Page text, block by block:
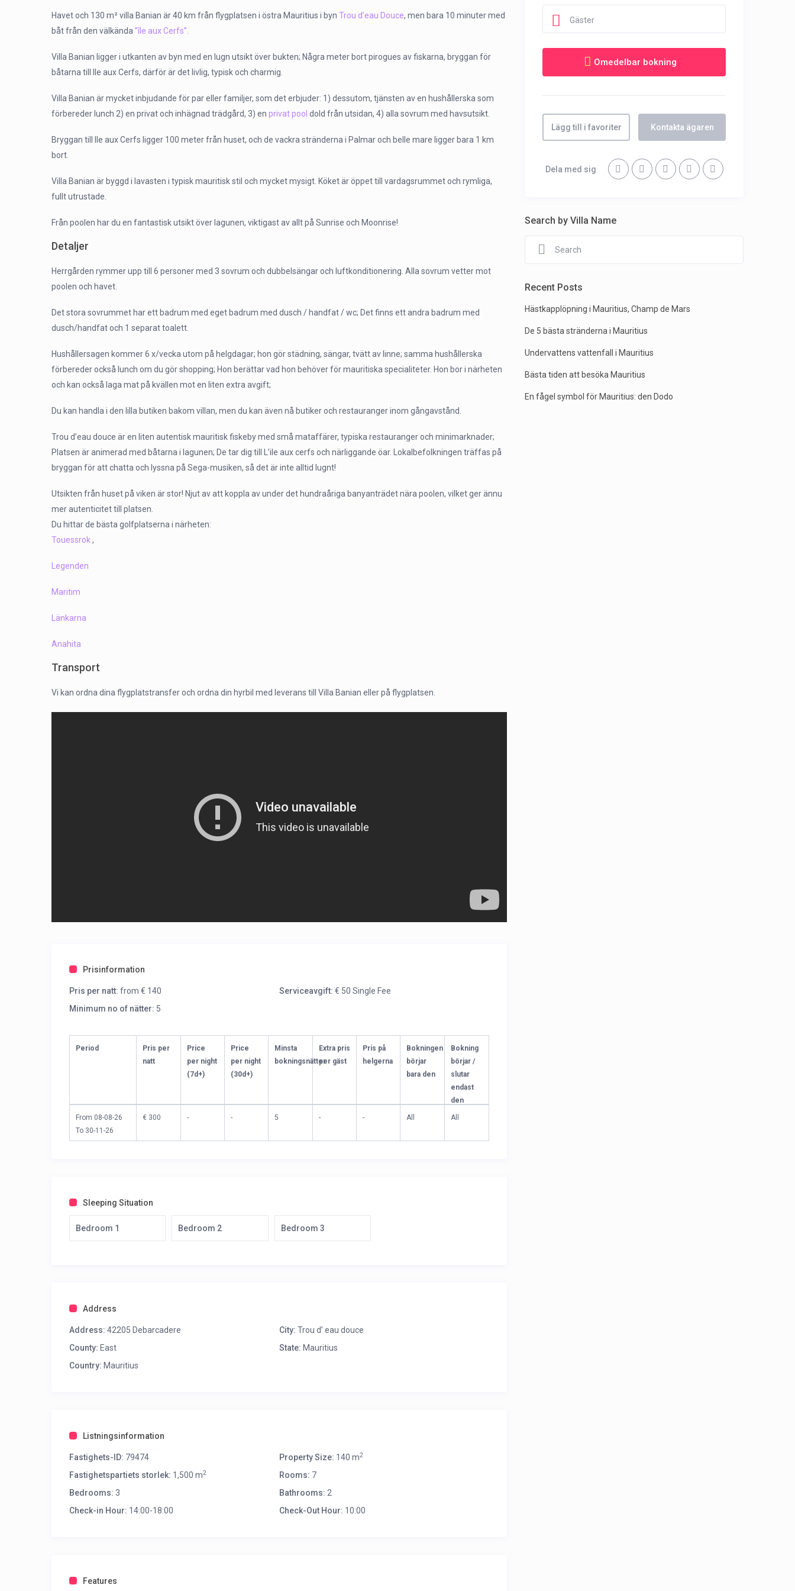
Havet och 130 m² villa Banian är 40 km från flygplatsen i östra Mauritius i byn Trou d’eau Douce, men bara 10 minuter med
båt från den välkända ”île aux Cerfs”.
Villa Banian ligger i utkanten av byn med en lugn utsikt över bukten; Några meter bort pirogues av fiskarna, bryggan för
båtarna till Ile aux Cerfs, därför är det livlig, typisk och charmig.
Villa Banian är mycket inbjudande för par eller familjer, som det erbjuder: 1) dessutom, tjänsten av en hushållerska som
förbereder lunch 2) en privat och inhägnad trädgård, 3) en privat pool dold från utsidan, 4) alla sovrum med havsutsikt.
Bryggan till Ile aux Cerfs ligger 100 meter från huset, och de vackra stränderna i Palmar och belle mare ligger bara 1 km
bort.
Villa Banian är byggd i lavasten i typisk mauritisk stil och mycket mysigt. Köket är öppet till vardagsrummet och rymliga,
fullt utrustade.
Från poolen har du en fantastisk utsikt över lagunen, viktigast av allt på Sunrise och Moonrise!
Detaljer
Herrgården rymmer upp till 6 personer med 3 sovrum och dubbelsängar och luftkonditionering. Alla sovrum vetter mot
poolen och havet.
Det stora sovrummet har ett badrum med eget badrum med dusch / handfat / wc; Det finns ett andra badrum med
dusch/handfat och 1 separat toalett.
Hushållersagen kommer 6 x/vecka utom på helgdagar; hon gör städning, sängar, tvätt av linne; samma hushållerska
förbereder också lunch om du gör shopping; Hon berättar vad hon behöver för mauritiska specialiteter. Hon bor i närheten
och kan också laga mat på kvällen mot en liten extra avgift;
Du kan handla i den lilla butiken bakom villan, men du kan även nå butiker och restauranger inom gångavstånd.
Trou d’eau douce är en liten autentisk mauritisk fiskeby med små mataffärer, typiska restauranger och minimarknader;
Platsen är animerad med båtarna i lagunen; De tar dig till L’ile aux cerfs och närliggande öar. Lokalbefolkningen träffas på
bryggan för att chatta och lyssna på Sega-musiken, så det är inte alltid lugnt!
Utsikten från huset på viken är stor! Njut av att koppla av under det hundraåriga banyanträdet nära poolen, vilket ger ännu
mer autenticitet till platsen.
Du hittar de bästa golfplatserna i närheten:
Touessrok ,
Legenden
Maritim
Länkarna
Anahita
Transport
Vi kan ordna dina flygplatstransfer och ordna din hyrbil med leverans till Villa Banian eller på flygplatsen.
Prisinformation
Pris per natt: from € 140 Serviceavgift: € 50 Single Fee
Minimum no of nätter: 5
Period
Pris per
natt
Price
per night
(7d+)
Price
per night
(30d+)
Minsta
bokningsnätter
Extra pris
per gäst
Pris på
helgerna
Bokningen
börjar
bara den
Bokning
börjar /
slutar
endast
den
From 08-08-26
To 30-11-26
€ 300 - - 5 - - All All
Sleeping Situation
Bedroom 1 Bedroom 2 Bedroom 3
Address
Address: 42205 Debarcadere City: Trou d’ eau douce
County: East State: Mauritius
Country: Mauritius
Listningsinformation
Fastighets-ID: 79474 Property Size: 140 m2
Fastighetspartiets storlek: 1,500 m2 Rooms: 7
Bedrooms: 3 Bathrooms: 2
Check-in Hour: 14:00-18:00 Check-Out Hour: 10:00
Features
Gäster
Lägg till i favoriter Kontakta ägaren
Dela med sig
Search by Villa Name
Recent Posts
Hästkapplöpning i Mauritius, Champ de Mars
De 5 bästa stränderna i Mauritius
Undervattens vattenfall i Mauritius
Bästa tiden att besöka Mauritius
En fågel symbol för Mauritius: den Dodo